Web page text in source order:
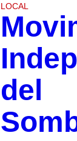
LOCAL
del